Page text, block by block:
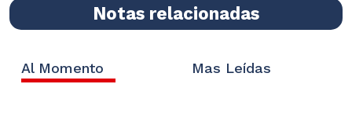
Notas relacionadas
Al Momento Mas Leídas